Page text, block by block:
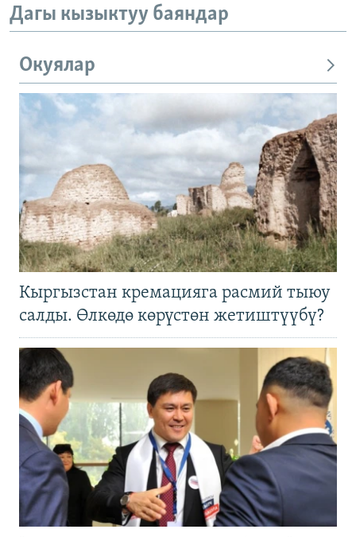
Дагы кызыктуу баяндар
Окуялар
Кыргызстан кремацияга расмий тыюу
салды. Өлкөдө көрүстөн жетиштүүбү?